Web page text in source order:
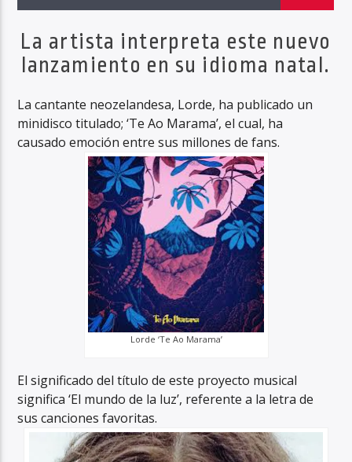
La artista interpreta este nuevo
lanzamiento en su idioma natal.
La cantante neozelandesa, Lorde, ha publicado un
minidisco titulado; ‘Te Ao Marama’, el cual, ha
causado emoción entre sus millones de fans.
Lorde ‘Te Ao Marama’
El significado del título de este proyecto musical
significa ‘El mundo de la luz’, referente a la letra de
sus canciones favoritas.